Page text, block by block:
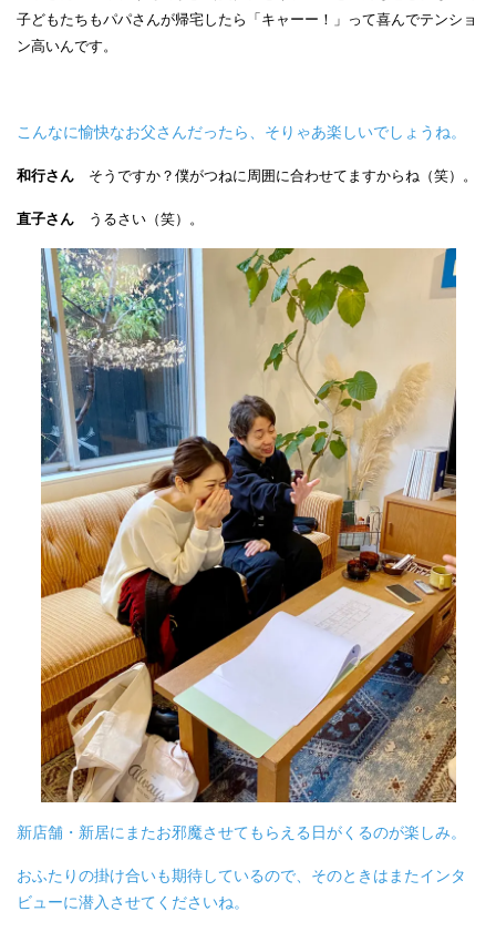
子どもたちもパパさんが帰宅したら「キャーー！」って喜んでテンショ
ン高いんです。
こんなに愉快なお父さんだったら、そりゃあ楽しいでしょうね。
和行さん そうですか？僕がつねに周囲に合わせてますからね（笑）。
直子さん うるさい（笑）。
新店舗・新居にまたお邪魔させてもらえる日がくるのが楽しみ。
おふたりの掛け合いも期待しているので、そのときはまたインタ
ビューに潜入させてくださいね。